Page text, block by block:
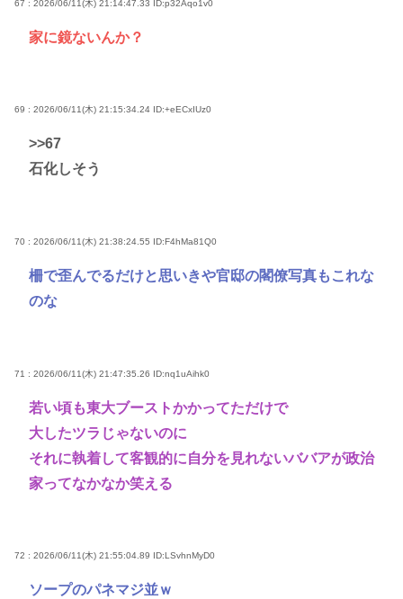
67 : 2026/06/11(木) 21:14:47.33 ID:p32Aqo1v0
家に鏡ないんか？
69 : 2026/06/11(木) 21:15:34.24 ID:+eECxIUz0
>>67
石化しそう
70 : 2026/06/11(木) 21:38:24.55 ID:F4hMa81Q0
柵で歪んでるだけと思いきや官邸の閣僚写真もこれな
のな
71 : 2026/06/11(木) 21:47:35.26 ID:nq1uAihk0
若い頃も東大ブーストかかってただけで
大したツラじゃないのに
それに執着して客観的に自分を見れないババアが政治
家ってなかなか笑える
72 : 2026/06/11(木) 21:55:04.89 ID:LSvhnMyD0
ソープのパネマジ並ｗ